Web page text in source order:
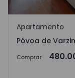
Póvoa de
Apartamento
Póvoa de
Comprar